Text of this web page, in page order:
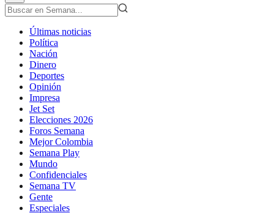
Últimas noticias
Política
Nación
Dinero
Deportes
Opinión
Impresa
Jet Set
Elecciones 2026
Foros Semana
Mejor Colombia
Semana Play
Mundo
Confidenciales
Semana TV
Gente
Especiales